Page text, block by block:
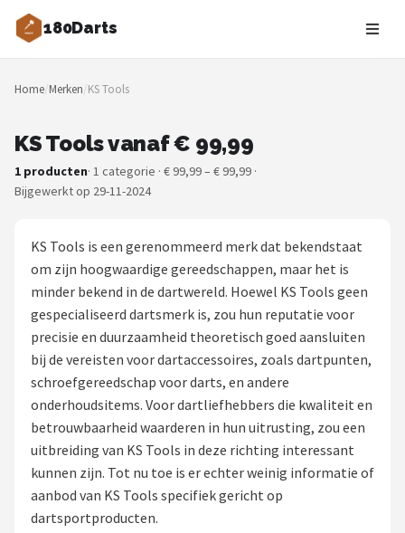
180Darts
Zoeken
NAVIGATIE
Merken
Dartspelers
Toernooien
Spelregels
Uitgooilijst
POPULAIRE MERKEN
Target
Home/Merken/KS Tools
KS Tools vanaf € 99,99
1 producten· 1 categorie · € 99,99 – € 99,99 ·
Bijgewerkt op 29-11-2024
KS Tools is een gerenommeerd merk dat bekendstaat
om zijn hoogwaardige gereedschappen, maar het is
minder bekend in de dartwereld. Hoewel KS Tools geen
gespecialiseerd dartsmerk is, zou hun reputatie voor
precisie en duurzaamheid theoretisch goed aansluiten
bij de vereisten voor dartaccessoires, zoals dartpunten,
schroefgereedschap voor darts, en andere
onderhoudsitems. Voor dartliefhebbers die kwaliteit en
betrouwbaarheid waarderen in hun uitrusting, zou een
uitbreiding van KS Tools in deze richting interessant
kunnen zijn. Tot nu toe is er echter weinig informatie of
aanbod van KS Tools specifiek gericht op
dartsportproducten.